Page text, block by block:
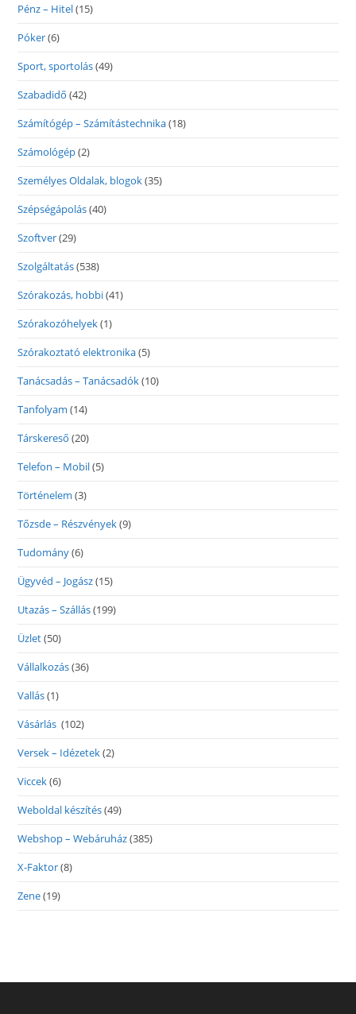
Pénz – Hitel(15)
Póker(6)
Sport, sportolás(49)
Szabadidő (42)
Számítógép – Számítástechnika(18)
Számológép(2)
Személyes Oldalak, blogok(35)
Szépségápolás(40)
Szoftver(29)
Szolgáltatás(538)
Szórakozás, hobbi(41)
Szórakozóhelyek(1)
Szórakoztató elektronika(5)
Tanácsadás – Tanácsadók(10)
Tanfolyam (14)
Társkereső (20)
Telefon – Mobil(5)
Történelem (3)
Tőzsde – Részvények(9)
Tudomány(6)
Ügyvéd – Jogász(15)
Utazás – Szállás(199)
Üzlet(50)
Vállalkozás(36)
Vallás(1)
Vásárlás (102)
Versek – Idézetek(2)
Viccek(6)
Weboldal készítés(49)
Webshop – Webáruház(385)
X-Faktor(8)
Zene(19)